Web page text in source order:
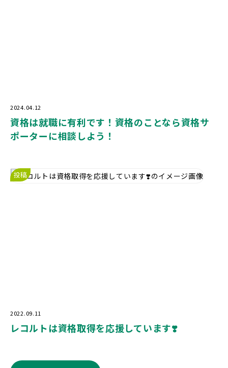
2024.04.12
資格は就職に有利です！資格のことなら資格サ
ポーターに相談しよう！
投稿
2022.09.11
レコルトは資格取得を応援しています❣️